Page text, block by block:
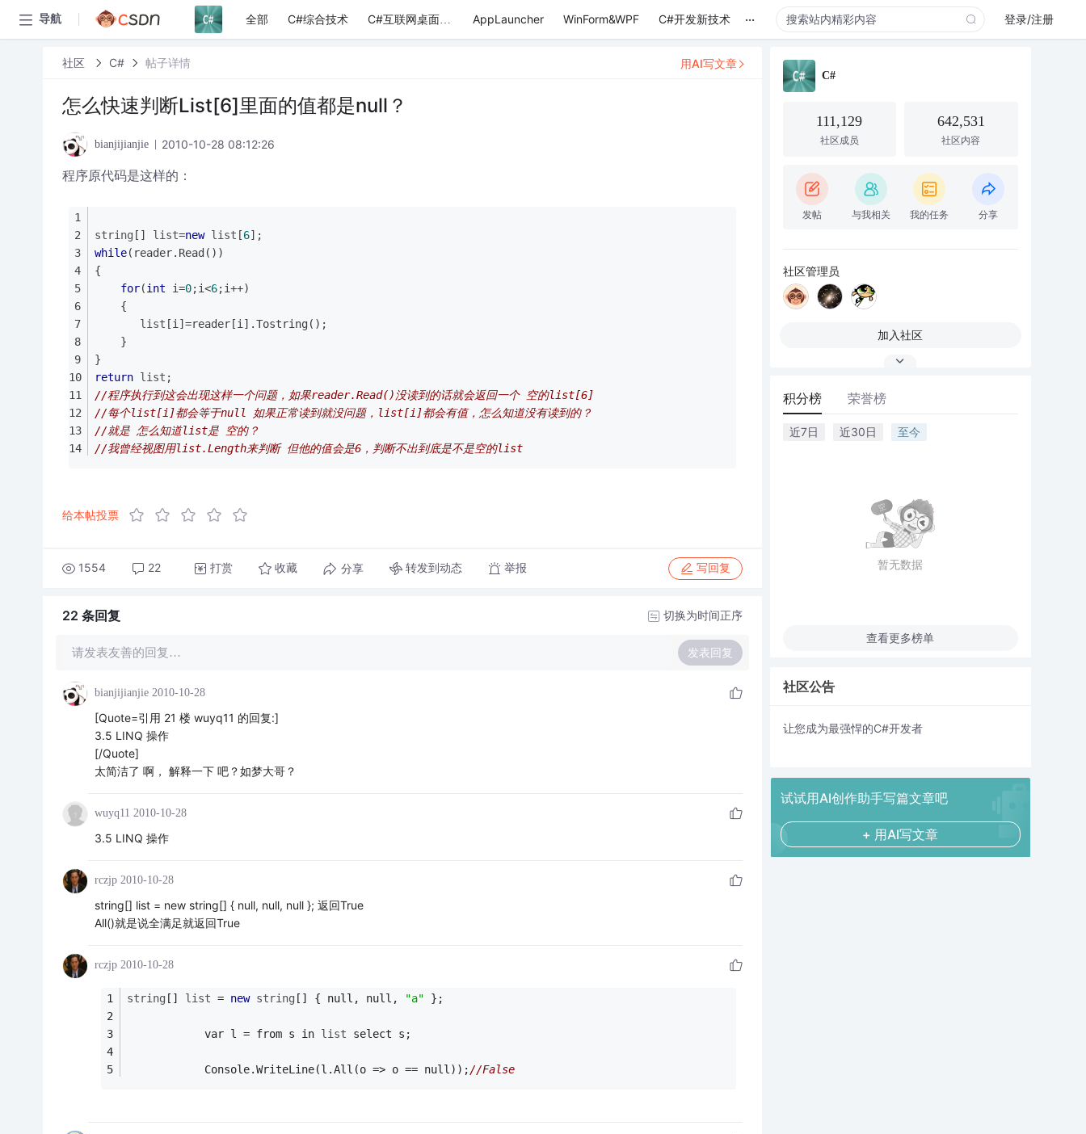
导航 全部 C#综合技术 C#互联网桌面应用 AppLauncher WinForm&WPF C#开发新技术 ... 登录/注册
社区 C# 帖子详情
怎么快速判断List[6]里面的值都是null？
bianjijianjie 2010-10-28 08:12:26
程序原代码是这样的：
string [] list=new list [6];
while(reader.Read())
{
for(int i=0;i<6;i++)
    {
list [i]=reader[i].Tostring();
    }
}
return list ;
//程序执行到这会出现这样一个问题，如果reader.Read()没读到的话就会返回一个 空的list[6]
//每个list[i]都会等于null 如果正常读到就没问题，list[i]都会有值，怎么知道没有读到的？
//就是 怎么知道list是 空的？
//我曾经视图用list.Length来判断 但他的值会是6，判断不出到底是不是空的list
给本帖投票
1554 22 打赏 收藏 分享 转发到动态 举报 写回复
用AI写文章
22 条回复 切换为时间正序
请发表友善的回复… 发表回复
bianjijianjie 2010-10-28
[Quote=引用 21 楼 wuyq11 的回复:]
3.5 LINQ 操作
[/Quote]
太简洁了 啊， 解释一下 吧？如梦大哥？
wuyq11 2010-10-28
3.5 LINQ 操作
rczjp 2010-10-28
string[] list = new string[] { null, null, null }; 返回True
All()就是说全满足就返回True
rczjp 2010-10-28
string [] list = new string [] { null, null, "a" };
            var l = from s in
list select s;
            Console.WriteLine(l.All(o => o == null));
//False
C#
111,129
社区成员
642,531
社区内容
发帖 与我相关 我的任务 分享
社区管理员
加入社区
积分榜 荣誉榜
近7日 近30日 至今
暂无数据
查看更多榜单
社区公告
让您成为最强悍的C#开发者
试试用AI创作助手写篇文章吧
+ 用AI写文章